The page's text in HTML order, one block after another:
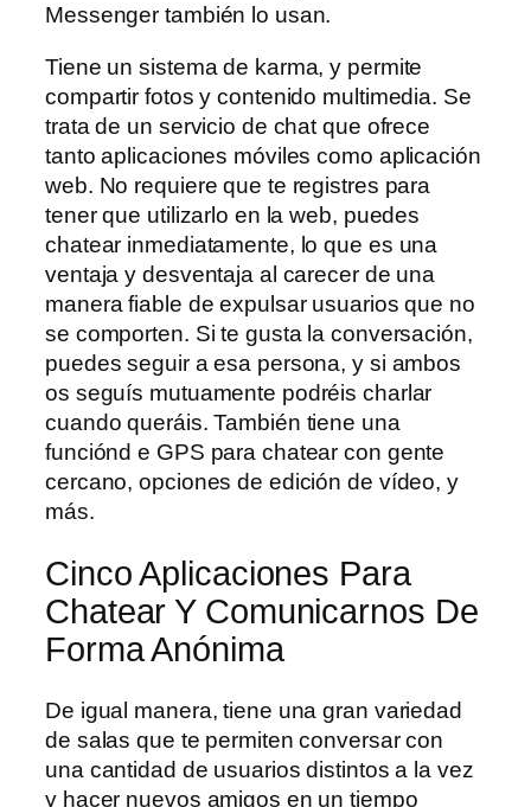
Messenger también lo usan.
Tiene un sistema de karma, y permite
compartir fotos y contenido multimedia. Se
trata de un servicio de chat que ofrece
tanto aplicaciones móviles como aplicación
web. No requiere que te registres para
tener que utilizarlo en la web, puedes
chatear inmediatamente, lo que es una
ventaja y desventaja al carecer de una
manera fiable de expulsar usuarios que no
se comporten. Si te gusta la conversación,
puedes seguir a esa persona, y si ambos
os seguís mutuamente podréis charlar
cuando queráis. También tiene una
funciónd e GPS para chatear con gente
cercano, opciones de edición de vídeo, y
más.
Cinco Aplicaciones Para
Chatear Y Comunicarnos De
Forma Anónima
De igual manera, tiene una gran variedad
de salas que te permiten conversar con
una cantidad de usuarios distintos a la vez
y hacer nuevos amigos en un tiempo